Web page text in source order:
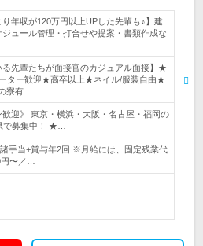
年収が120万円以上UPした先輩も♪】建
ュール管理・打合せや提案・書類作成な
る先輩たちが面接官のカジュアル面接】★
ター歓迎★高卒以上★ネイル/服装自由★
寮有
歓迎》 東京・横浜・大阪・名古屋・福岡の
で募集中！ ★…
手当+賞与年2回 ※月給には、固定残業代
〜／…